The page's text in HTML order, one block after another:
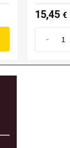
15,45 €
-